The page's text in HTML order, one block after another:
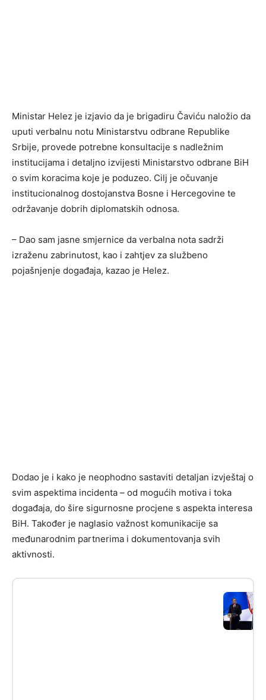
Ministar Helez je izjavio da je brigadiru Čaviću naložio da
uputi verbalnu notu Ministarstvu odbrane Republike
Srbije, provede potrebne konsultacije s nadležnim
institucijama i detaljno izvijesti Ministarstvo odbrane BiH
o svim koracima koje je poduzeo. Cilj je očuvanje
institucionalnog dostojanstva Bosne i Hercegovine te
održavanje dobrih diplomatskih odnosa.
– Dao sam jasne smjernice da verbalna nota sadrži
izraženu zabrinutost, kao i zahtjev za službeno
pojašnjenje događaja, kazao je Helez.
Dodao je i kako je neophodno sastaviti detaljan izvještaj o
svim aspektima incidenta – od mogućih motiva i toka
događaja, do šire sigurnosne procjene s aspekta interesa
BiH. Također je naglasio važnost komunikacije sa
međunarodnim partnerima i dokumentovanja svih
aktivnosti.